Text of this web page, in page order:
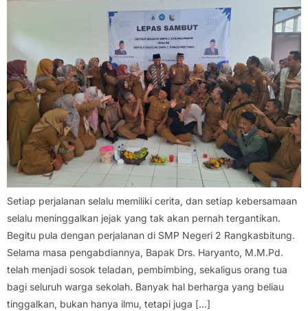
Setiap perjalanan selalu memiliki cerita, dan setiap kebersamaan
selalu meninggalkan jejak yang tak akan pernah tergantikan.
Begitu pula dengan perjalanan di SMP Negeri 2 Rangkasbitung.
Selama masa pengabdiannya, Bapak Drs. Haryanto, M.M.Pd.
telah menjadi sosok teladan, pembimbing, sekaligus orang tua
bagi seluruh warga sekolah. Banyak hal berharga yang beliau
tinggalkan, bukan hanya ilmu, tetapi juga […]